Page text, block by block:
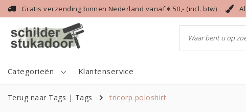
Gratis verzending binnen Nederland vanaf € 50,- (incl. btw)
Categorieën Klantenservice
Terug naar Tags | Tags tricorp poloshirt